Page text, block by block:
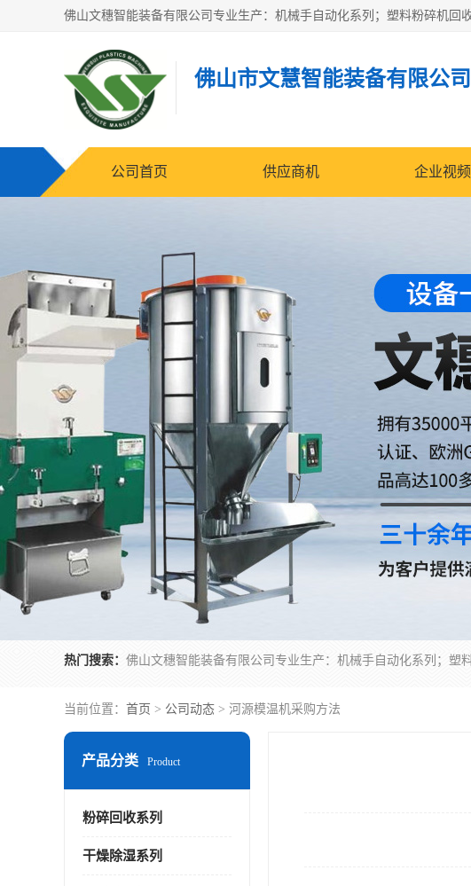
佛山市文慧智能装备有限公司
公司首页 供应商机 企业视频
热门搜索：
当前位置： 首页 > 公司动态 > 河源模温机采购方法
产品分类 Product
粉碎回收系列
干燥除湿系列